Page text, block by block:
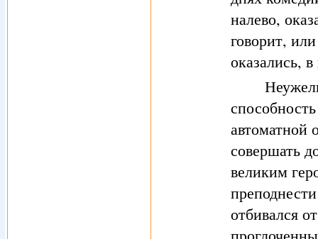
налево,
говорит,
оказались,
Неужели
автоматной
совершать
великим
отбивался